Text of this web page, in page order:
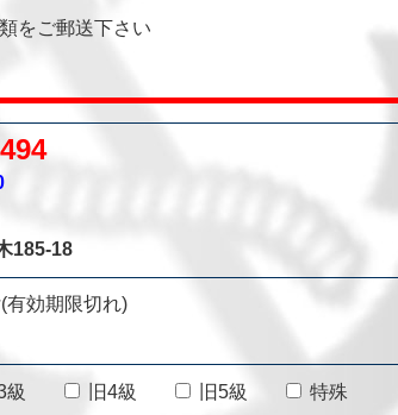
をご郵送下さい
185-18
有効期限切れ)
級 旧4級 旧5級 特殊